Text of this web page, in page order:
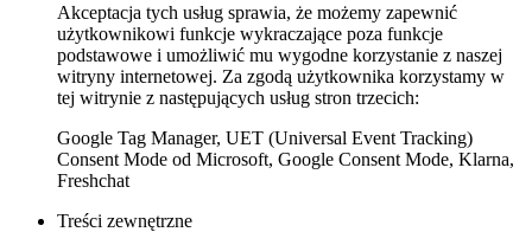
Akceptacja tych usług sprawia, że możemy zapewnić
użytkownikowi funkcje wykraczające poza funkcje
podstawowe i umożliwić mu wygodne korzystanie z naszej
witryny internetowej. Za zgodą użytkownika korzystamy w
tej witrynie z następujących usług stron trzecich:
Google Tag Manager, UET (Universal Event Tracking)
Consent Mode od Microsoft, Google Consent Mode, Klarna,
Freshchat
Treści zewnętrzne